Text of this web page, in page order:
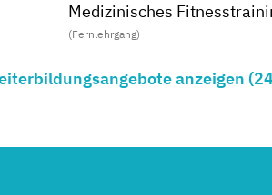
Medizinisches
(Fernlehrgang)
Rückentrainer:inanzeigen